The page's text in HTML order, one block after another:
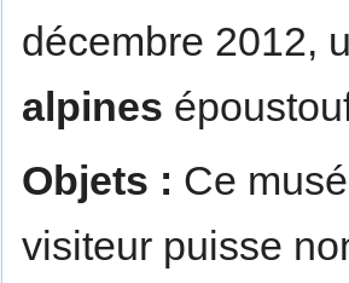
décembre 2012,
alpines
Objets : Ce
visiteur puisse